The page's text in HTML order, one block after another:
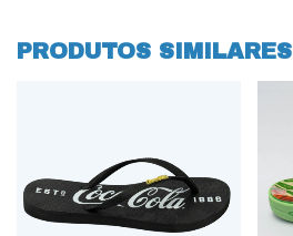
PRODUTOS SIMILARES